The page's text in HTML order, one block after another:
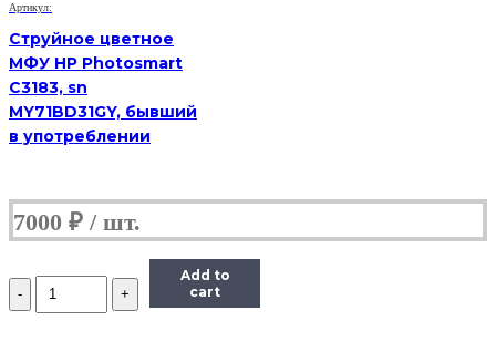
Артикул:
Струйное цветное
МФУ HP Photosmart
C3183, sn
MY71BD31GY, бывший
в употреблении
7000 ₽
Количество
МФУ
Add to
cart